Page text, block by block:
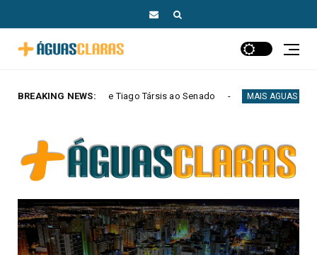
BREAKING NEWS:
Társis ao Senado MAIS AGUAS CLARAS Arraiá da RECORD